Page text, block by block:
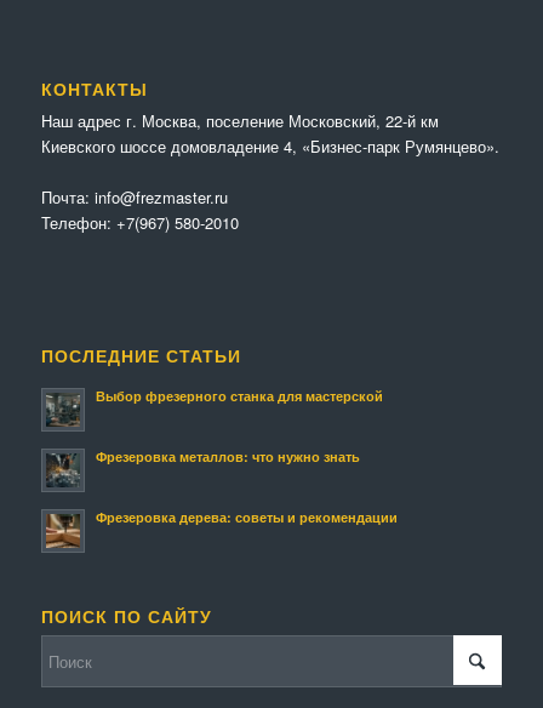
КОНТАКТЫ
Наш адрес г. Москва, поселение Московский, 22-й км
Киевского шоссе домовладение 4, «Бизнес-парк Румянцево».
Почта: info@frezmaster.ru
Телефон: +7(967) 580-2010
ПОСЛЕДНИЕ СТАТЬИ
Выбор фрезерного станка для мастерской
Фрезеровка металлов: что нужно знать
Фрезеровка дерева: советы и рекомендации
ПОИСК ПО САЙТУ